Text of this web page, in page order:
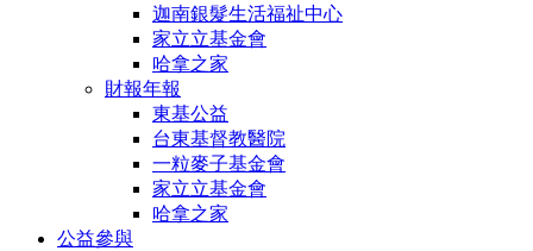
迦南銀髮生活福祉中心
家立立基金會
哈拿之家
財報年報
東基公益
台東基督教醫院
一粒麥子基金會
家立立基金會
哈拿之家
公益參與